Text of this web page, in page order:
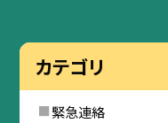
カテゴリ
緊急連絡